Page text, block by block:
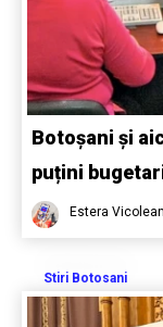
Botoșani și
puțini
Estera
Stiri Botosani